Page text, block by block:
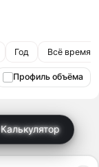
Год Всё время
Профиль объёма
Калькулятор